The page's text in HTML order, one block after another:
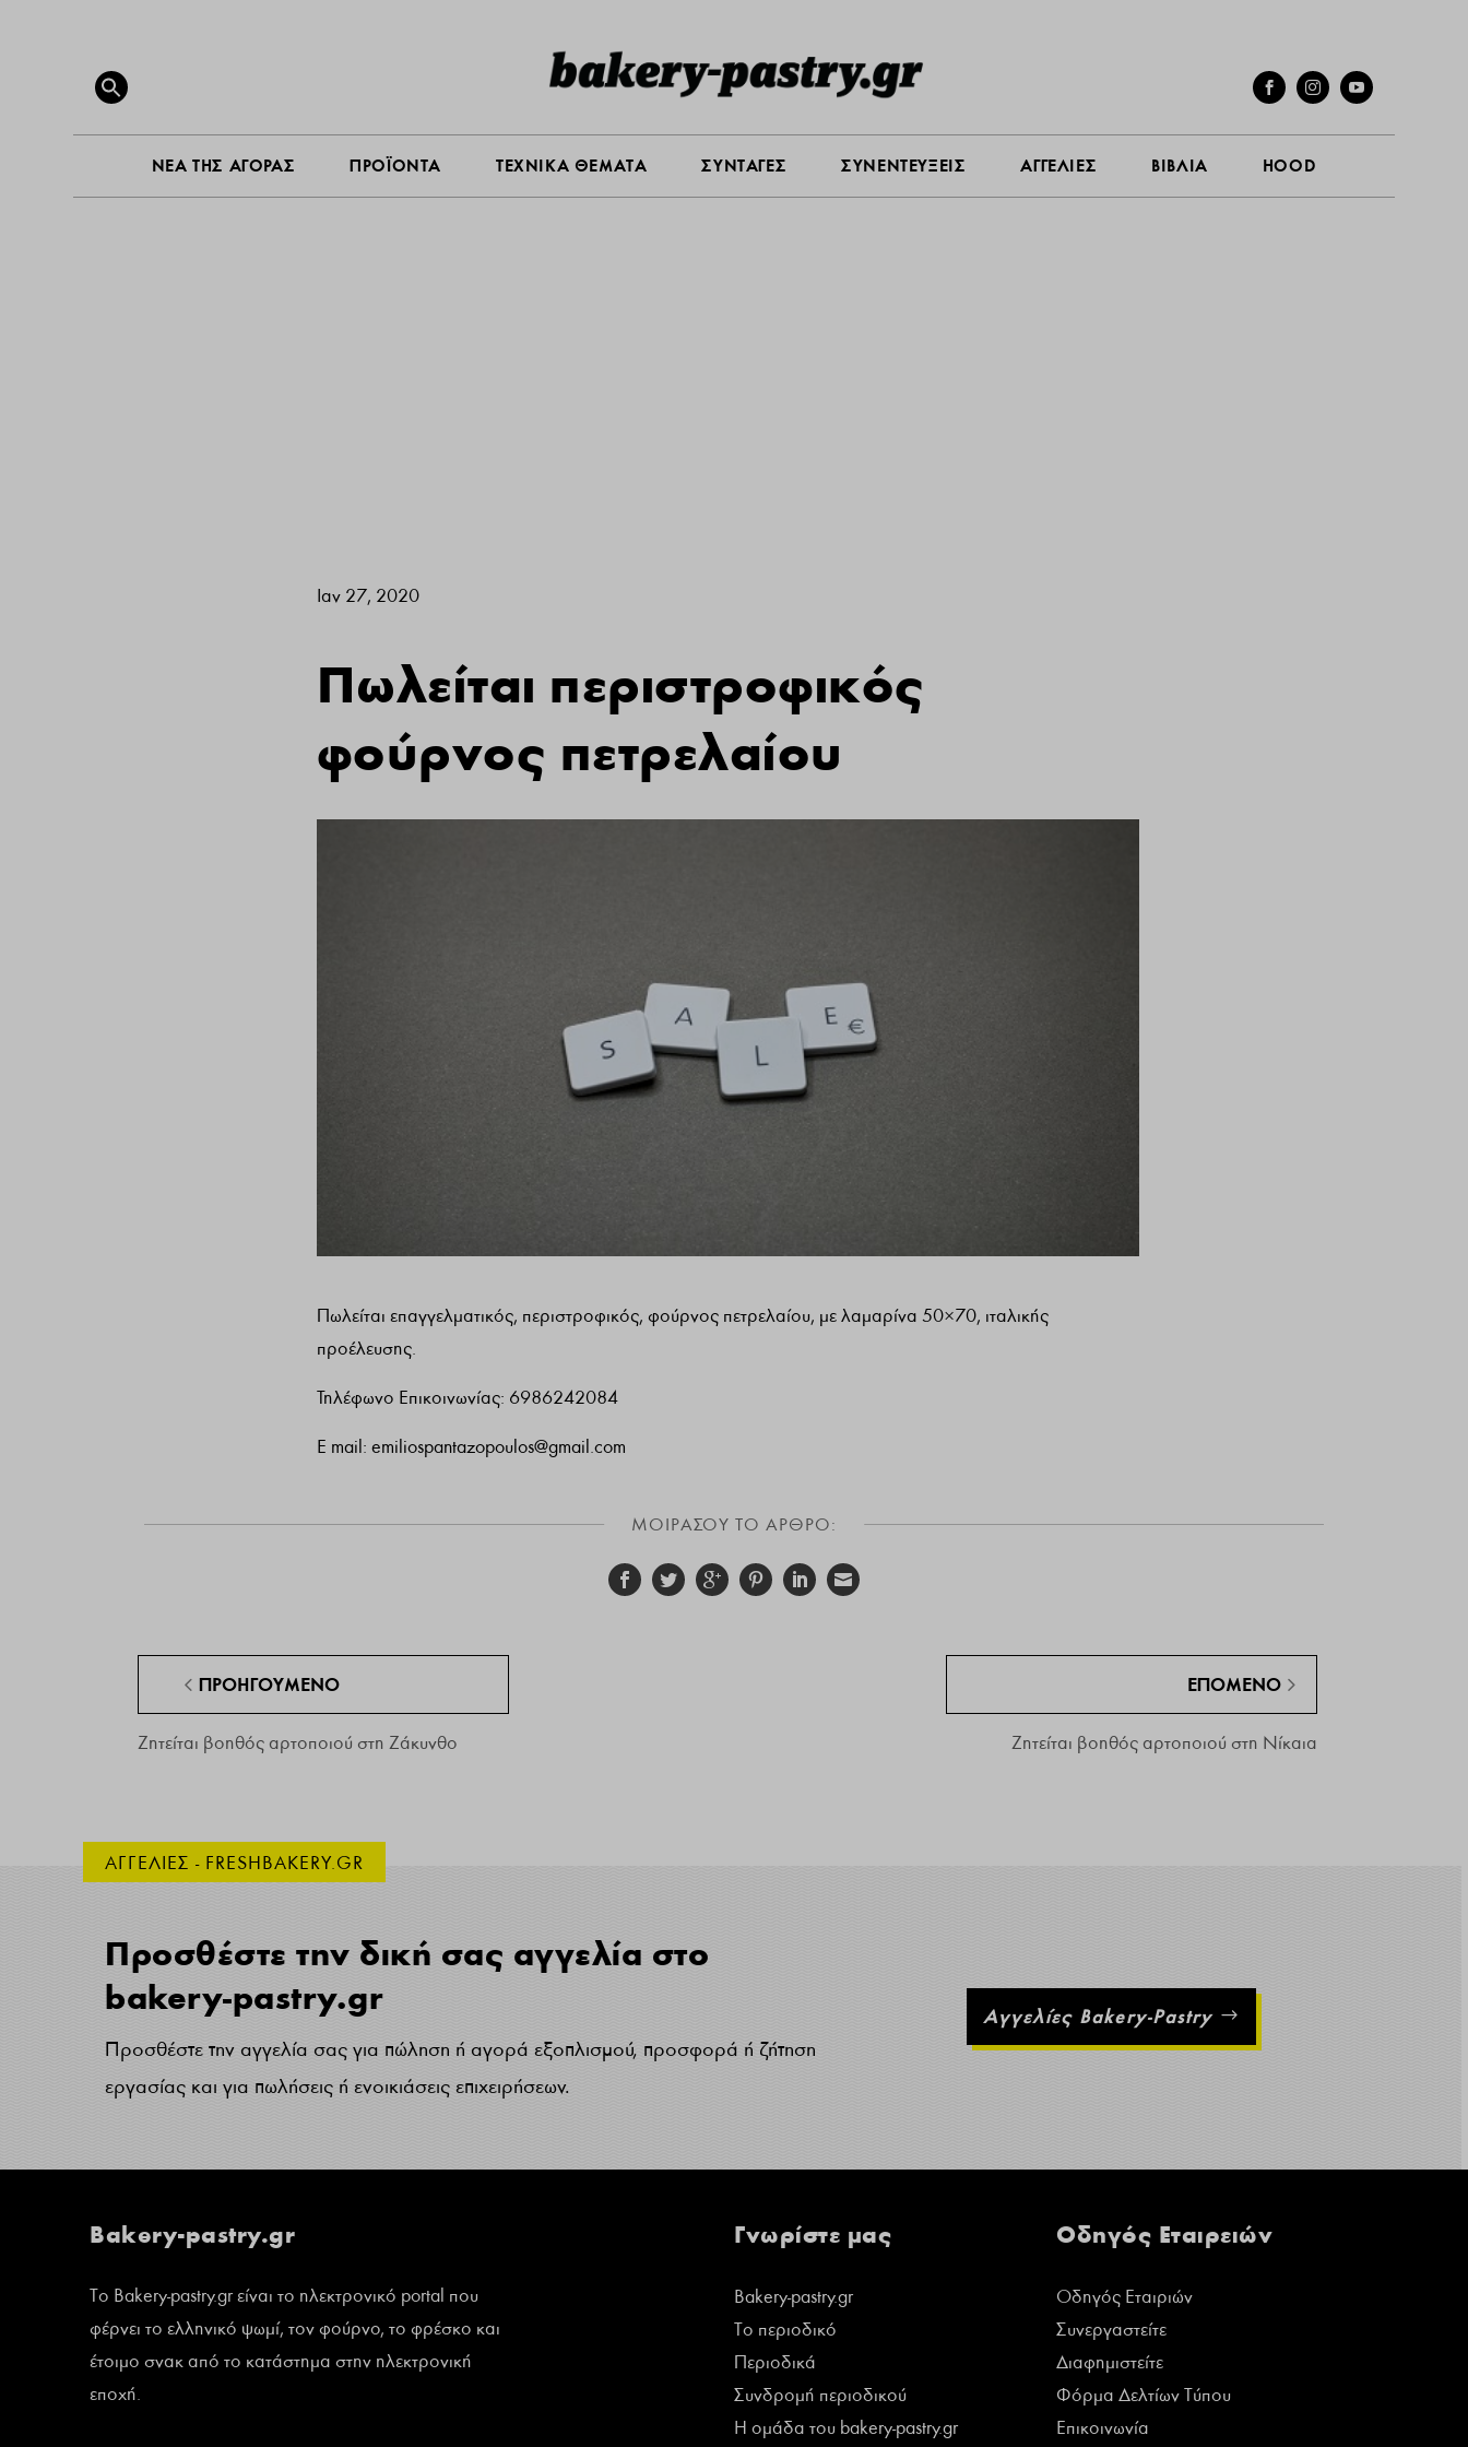
Search
for:
SEARCH BUTTON
ΝΕΑ ΤΗΣ ΑΓΟΡΑΣ ΠΡΟΪΟΝΤΑ ΤΕΧΝΙΚΑ ΘΕΜΑΤΑ ΣΥΝΤΑΓΕΣ ΣΥΝΕΝΤΕΥΞΕΙΣ ΑΓΓΕΛΙΕΣ ΒΙΒΛΙΑ HOOD
HOOD
Ιαν 27, 2020
Πωλείται περιστροφικός
φούρνος πετρελαίου
Πωλείται επαγγελματικός, περιστροφικός, φούρνος πετρελαίου, με λαμαρίνα 50×70, ιταλικής
προέλευσης.
Τηλέφωνο Επικοινωνίας: 6986242084
E mail: emiliospantazopoulos@gmail.com
ΜΟΙΡΑΣΟΥ ΤΟ ΑΡΘΡΟ:
ΠΡΟΗΓΟΎΜΕΝΟ
Ζητείται βοηθός αρτοποιού στη Ζάκυνθο
ΕΠΌΜΕΝΟ
Ζητείται βοηθός αρτοποιού στη Νίκαια
ΑΓΓΕΛΙΕΣ - FRESHBAKERY.GR
Προσθέστε την δική σας αγγελία στο
bakery-pastry.gr
Προσθέστε την αγγελία σας για πώληση ή αγορά εξοπλισμού, προσφορά ή ζήτηση
εργασίας και για πωλήσεις ή ενοικιάσεις επιχειρήσεων.
Αγγελίες Bakery-Pastry
Bakery-pastry.gr
Το Bakery-pastry.gr είναι το ηλεκτρονικό portal που
φέρνει το ελληνικό ψωμί, τον φούρνο, το φρέσκο και
έτοιμο σνακ από το κατάστημα στην ηλεκτρονική
εποχή.
Γνωρίστε μας
Bakery-pastry.gr
Το περιοδικό
Περιοδικά
Συνδρομή περιοδικού
Η ομάδα του bakery-pastry.gr
Οδηγός Εταιρειών
Οδηγός Εταιριών
Συνεργαστείτε
Διαφημιστείτε
Φόρμα Δελτίων Τύπου
Επικοινωνία